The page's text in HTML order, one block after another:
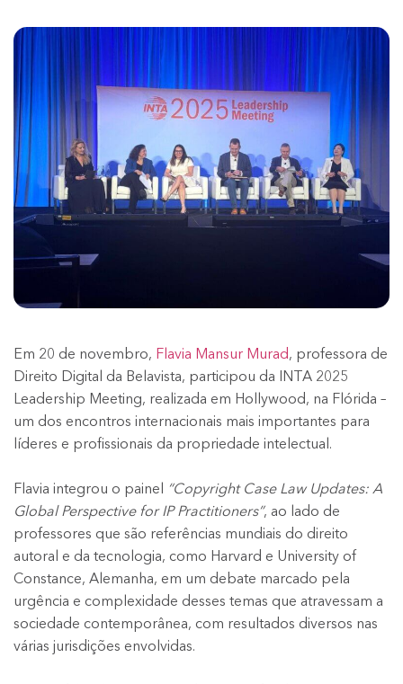
Em 20 de novembro, Flavia Mansur Murad, professora de
Direito Digital da Belavista, participou da INTA 2025
Leadership Meeting, realizada em Hollywood, na Flórida –
um dos encontros internacionais mais importantes para
líderes e profissionais da propriedade intelectual.
Flavia integrou o painel
“Copyright Case Law Updates: A
Global Perspective for IP Practitioners”, ao lado de
professores que são referências mundiais do direito
autoral e da tecnologia, como Harvard e University of
Constance, Alemanha, em um debate marcado pela
urgência e complexidade desses temas que atravessam a
sociedade contemporânea, com resultados diversos nas
várias jurisdições envolvidas.